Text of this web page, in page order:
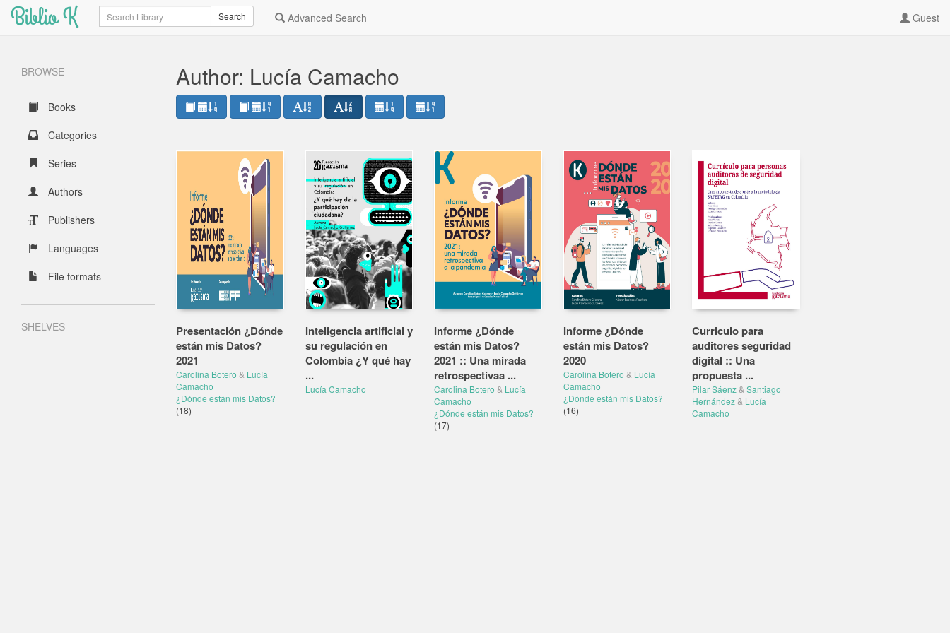
Biblio K Search Search Advanced Search Guest
BROWSE
Books
Categories
Series
Authors
Publishers
Languages
File formats
SHELVES
Author: Lucía Camacho
Presentación ¿Dónde
están mis Datos?
2021
Carolina Botero & Lucía
Camacho
¿Dónde están mis Datos?
(18)
Inteligencia artificial y
su regulación en
Colombia ¿Y qué hay
...
Lucía Camacho
Informe ¿Dónde
están mis Datos?
2021 :: Una mirada
retrospectivaa ...
Carolina Botero & Lucía
Camacho
¿Dónde están mis Datos?
(17)
Informe ¿Dónde
están mis Datos?
2020
Carolina Botero & Lucía
Camacho
¿Dónde están mis Datos?
(16)
Curriculo para
auditores seguridad
digital :: Una
propuesta ...
Pilar Sáenz& Santiago
Hernández& Lucía
Camacho